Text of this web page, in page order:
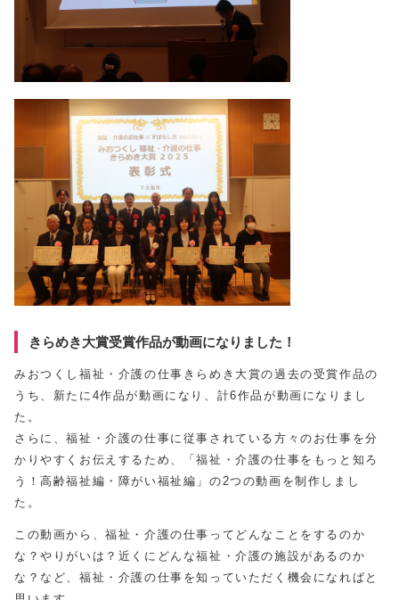
きらめき大賞受賞作品が動画になりました！
みおつくし福祉・介護の仕事きらめき大賞の過去の受賞作品の
うち、新たに4作品が動画になり、計6作品が動画になりまし
た。
さらに、福祉・介護の仕事に従事されている方々のお仕事を分
かりやすくお伝えするため、「福祉・介護の仕事をもっと知ろ
う！高齢福祉編・障がい福祉編」の2つの動画を制作しまし
た。
この動画から、福祉・介護の仕事ってどんなことをするのか
な？やりがいは？近くにどんな福祉・介護の施設があるのか
な？など、福祉・介護の仕事を知っていただく機会になればと